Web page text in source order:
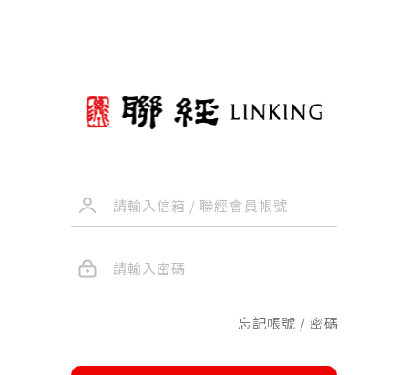
忘記帳號 / 密碼